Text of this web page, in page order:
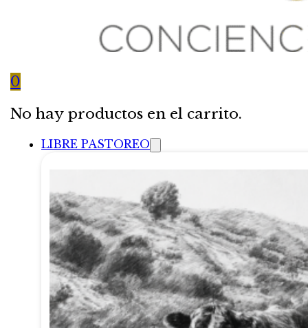
0
No hay productos en el carrito.
LIBRE PASTOREO